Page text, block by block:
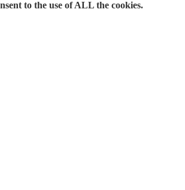
to the use of ALL the cookies.